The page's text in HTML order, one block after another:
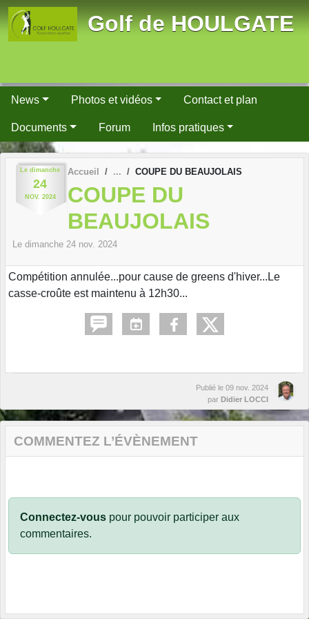
Golf de HOULGATE
News Photos et vidéos Contact et plan
Documents Forum Infos pratiques
Le dimanche
24
NOV. 2024
Accueil COUPE DU BEAUJOLAIS
COUPE DU
BEAUJOLAIS
Le dimanche 24 nov. 2024
Compétition annulée...pour cause de greens d'hiver...Le
casse-croûte est maintenu à 12h30...
Publié le 09 nov. 2024
par Didier LOCCI
COMMENTEZ L’ÉVÈNEMENT
Connectez-vous pour pouvoir participer aux
commentaires.
Panneau de gestion des cookies